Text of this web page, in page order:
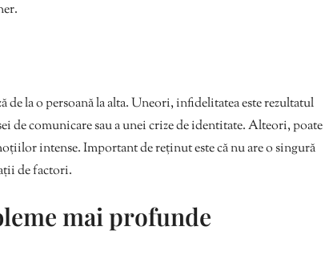
la o persoană la alta. Uneori, infidelitatea este rezultatul
comunicare sau a unei crize de identitate. Alteori, poate
intense. Important de reținut este că nu are o singură
de factori.
mai profunde